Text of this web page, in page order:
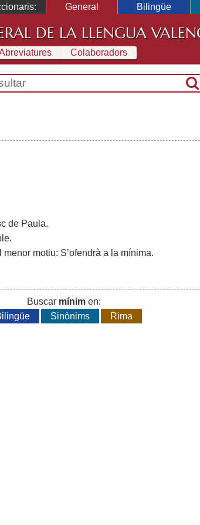
General Bilingüe
DE LA LLENGUA
Colaboradors
de Paula.
.
menor motiu: S’ofendrà a la mínima.
Buscar mínim en:
Sinònims Rima